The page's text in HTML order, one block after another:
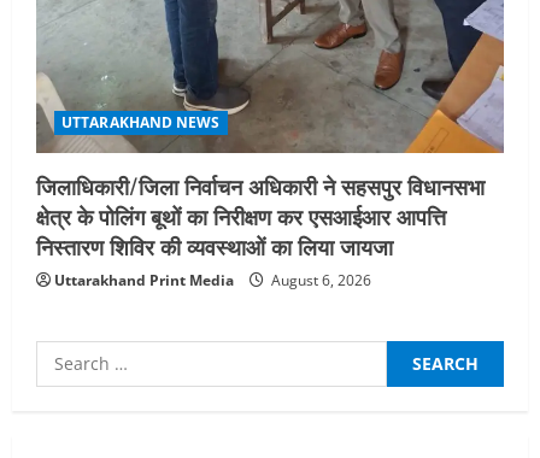
UTTARAKHAND NEWS
जिलाधिकारी/जिला निर्वाचन अधिकारी ने सहसपुर विधानसभा
क्षेत्र के पोलिंग बूथों का निरीक्षण कर एसआईआर आपत्ति
निस्तारण शिविर की व्यवस्थाओं का लिया जायजा
Uttarakhand Print Media August 6, 2026
Search
for: